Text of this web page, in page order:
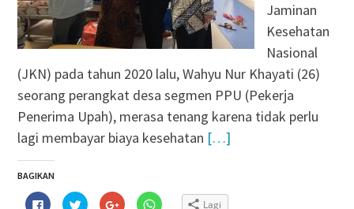
Jaminan
Kesehatan
Nasional
(JKN) pada tahun 2020 lalu, Wahyu Nur Khayati (26)
seorang perangkat desa segmen PPU (Pekerja
Penerima Upah), merasa tenang karena tidak perlu
lagi membayar biaya kesehatan […]
BAGIKAN
Klik Klik Klik Klik Lagi